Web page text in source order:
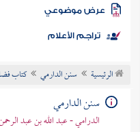
الكتب
موضوعي
تراجم الأعلام
الرئيسية سنن الدارمي كتاب
سنن الدارمي
الدرامي - عبد الله بن عبد